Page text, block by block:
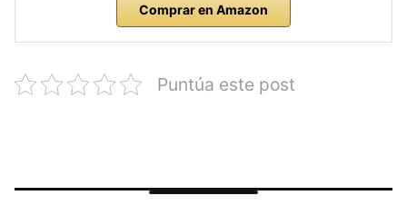
Comprar en Amazon
Puntúa este post